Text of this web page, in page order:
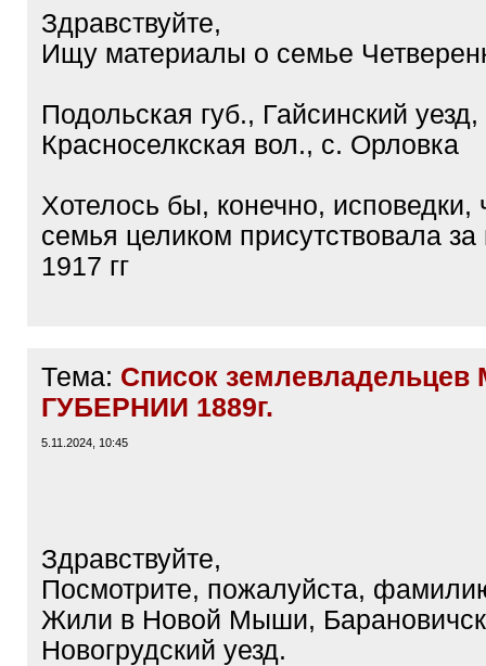
Здравствуйте,
Ищу материалы о семье
Подольская губ., Гайсинский уезд,
Красноселкская вол., с. Орловка
Хотелось бы, конечно, исповедки,
семья целиком присутствовала
1917 гг
Тема: Список землевладельцев
ГУБЕРНИИ 1889г.
5.11.2024, 10:45
Здравствуйте,
Посмотрите, пожалуйста,
Жили в Новой Мыши,
Новогрудский уезд.